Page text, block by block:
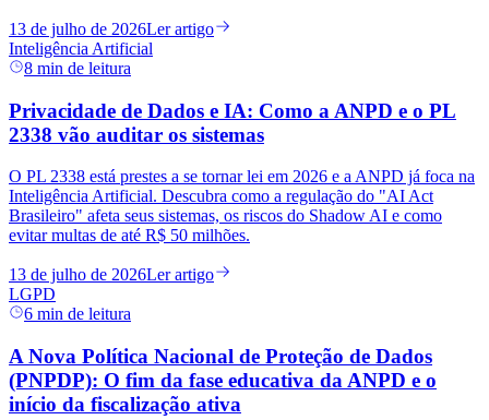
13 de julho de 2026Ler artigo
Inteligência Artificial
8 min de leitura
Privacidade de Dados e IA: Como a ANPD e o PL
2338 vão auditar os sistemas
O PL 2338 está prestes a se tornar lei em 2026 e a ANPD já foca na
Inteligência Artificial. Descubra como a regulação do "AI Act
Brasileiro" afeta seus sistemas, os riscos do Shadow AI e como
evitar multas de até R$ 50 milhões.
13 de julho de 2026Ler artigo
LGPD
6 min de leitura
A Nova Política Nacional de Proteção de Dados
(PNPDP): O fim da fase educativa da ANPD e o
início da fiscalização ativa